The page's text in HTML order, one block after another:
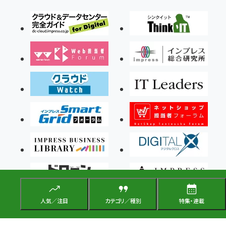
人気／注目 カテゴリ／種別 特集・連載